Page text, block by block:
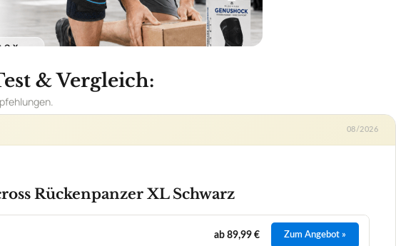
Rückenpanzer XL Schwarz
Hartschalen-Modell